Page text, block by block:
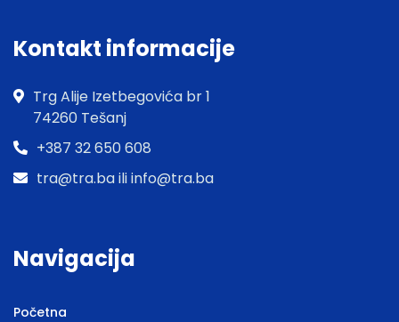
Kontakt informacije
Trg Alije Izetbegovića br 1
74260 Tešanj
+387 32 650 608
tra@tra.ba ili info@tra.ba
Navigacija
Početna